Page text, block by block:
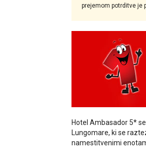
prejemom potrditve je
Hotel Ambasador 5*
Lungomare, ki se
namestitvenimi